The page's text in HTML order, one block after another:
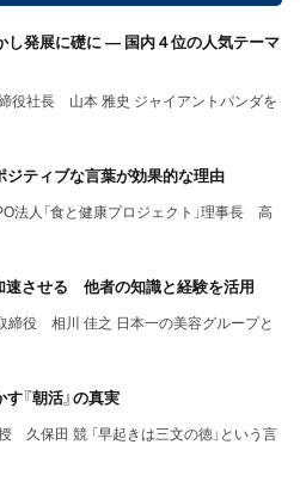
し発展に礎に ― 国内４位の人気テーマ
役社長 山本 雅史 ジャイアントパンダを
ジティブな言葉が効果的な理由
法人「食と健康プロジェクト」理事長 高
速させる 他者の知識と経験を活用
役 相川 佳之 日本一の美容グループと
『朝活』の真実
久保田 競 「早起きは三文の徳」という言